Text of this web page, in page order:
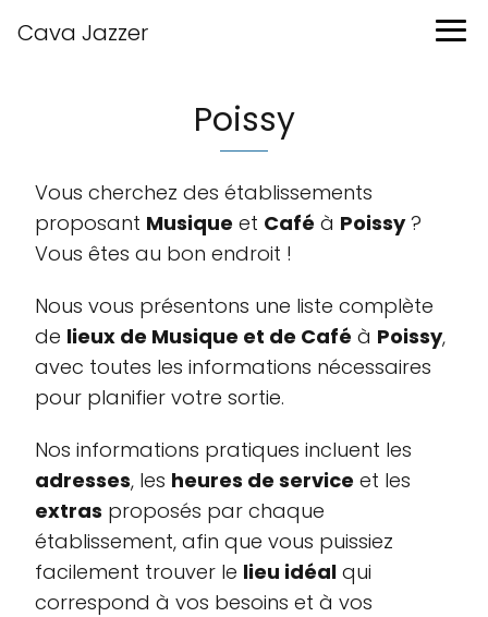
Cava Jazzer
Poissy
Vous cherchez des établissements
proposant Musique et Café à Poissy?
Vous êtes au bon endroit !
Nous vous présentons une liste complète
de lieux de Musique et de Café à Poissy,
avec toutes les informations nécessaires
pour planifier votre sortie.
Nos informations pratiques incluent les
adresses, les heures de service et les
extras proposés par chaque
établissement, afin que vous puissiez
facilement trouver le lieu idéal qui
correspond à vos besoins et à vos